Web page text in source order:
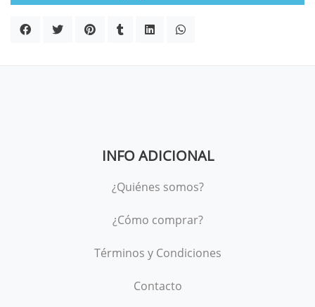
INFO ADICIONAL
¿Quiénes somos?
¿Cómo comprar?
Términos y Condiciones
Contacto